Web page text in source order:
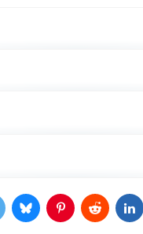
BlueskyPinterestReddit